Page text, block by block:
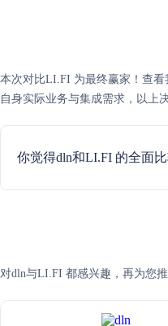
本次对比LI.FI 为最终赢家！查
自身实际业务与集成需求，以上
你觉得dln和LI.FI 的全面
对dln与LI.FI 都感兴趣，再为您